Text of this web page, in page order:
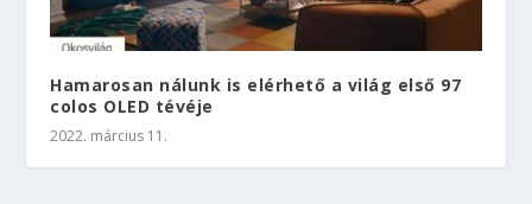
Hamarosan nálunk is elérhető a világ első 97
colos OLED tévéje
2022. március 11.